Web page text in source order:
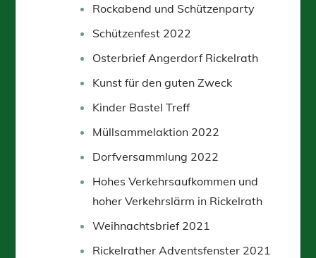
Rockabend und Schützenparty
Schützenfest 2022
Osterbrief Angerdorf Rickelrath
Kunst für den guten Zweck
Kinder Bastel Treff
Müllsammelaktion 2022
Dorfversammlung 2022
Hohes Verkehrsaufkommen und
hoher Verkehrslärm in Rickelrath
Weihnachtsbrief 2021
Rickelrather Adventsfenster 2021